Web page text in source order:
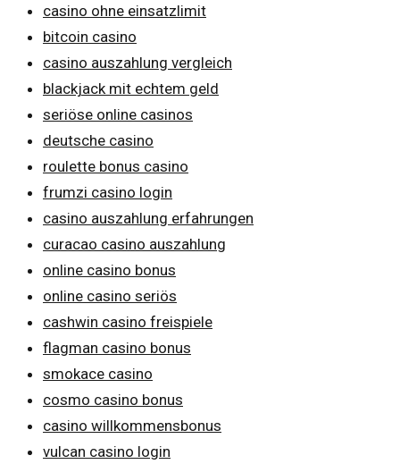
casino ohne einsatzlimit
bitcoin casino
casino auszahlung vergleich
blackjack mit echtem geld
seriöse online casinos
deutsche casino
roulette bonus casino
frumzi casino login
casino auszahlung erfahrungen
curacao casino auszahlung
online casino bonus
online casino seriös
cashwin casino freispiele
flagman casino bonus
smokace casino
cosmo casino bonus
casino willkommensbonus
vulcan casino login